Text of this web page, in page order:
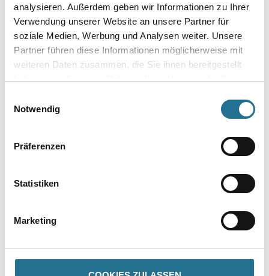
analysieren. Außerdem geben wir Informationen zu Ihrer
Verwendung unserer Website an unsere Partner für
soziale Medien, Werbung und Analysen weiter. Unsere
Partner führen diese Informationen möglicherweise mit
weiteren Daten zusammen, die Sie ihnen bereitgestellt
haben oder die sie im Rahmen Ihrer Nutzung der Dienste
Notwendig
Präferenzen
Statistiken
Marketing
Gebinde
Umrechnungsfaktoren
PRODUKTEIGENSCHAFTEN